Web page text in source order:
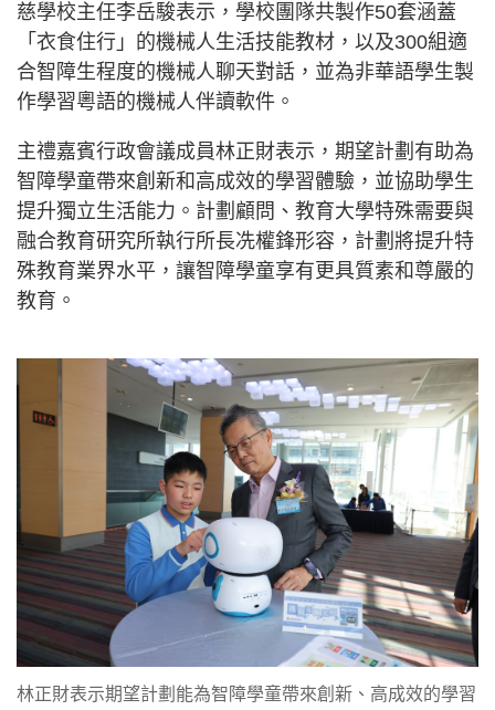
慈學校主任李岳駿表示，學校團隊共製作50套涵蓋
「衣食住行」的機械人生活技能教材，以及300組適
合智障生程度的機械人聊天對話，並為非華語學生製
作學習粵語的機械人伴讀軟件。
主禮嘉賓行政會議成員林正財表示，期望計劃有助為
智障學童帶來創新和高成效的學習體驗，並協助學生
提升獨立生活能力。計劃顧問、教育大學特殊需要與
融合教育研究所執行所長冼權鋒形容，計劃將提升特
殊教育業界水平，讓智障學童享有更具質素和尊嚴的
教育。
林正財表示期望計劃能為智障學童帶來創新、高成效的學習